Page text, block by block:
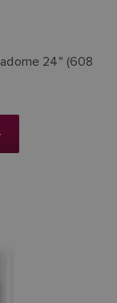
24" (608